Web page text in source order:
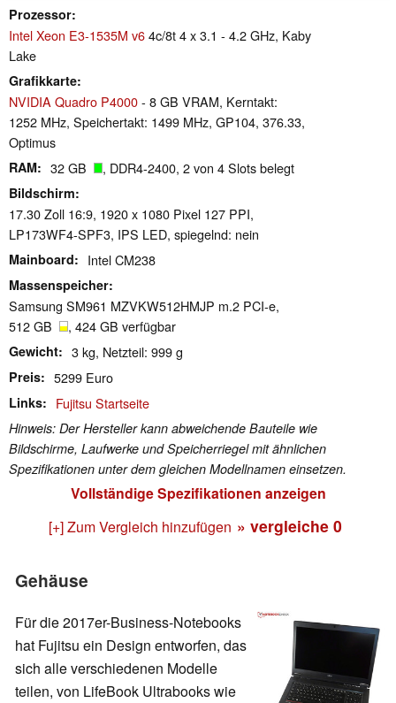
Prozessor
Intel Xeon E3-1535M v64c/8t 4 x 3.1 - 4.2 GHz, Kaby
Lake
Grafikkarte
NVIDIA Quadro P4000- 8 GB VRAM, Kerntakt:
1252 MHz, Speichertakt: 1499 MHz, GP104, 376.33,
Optimus
RAM 32 GB , DDR4-2400, 2 von 4 Slots belegt
Bildschirm
17.30 Zoll 16:9, 1920 x 1080 Pixel 127 PPI,
LP173WF4-SPF3, IPS LED, spiegelnd: nein
Mainboard Intel CM238
Massenspeicher
Samsung SM961 MZVKW512HMJP m.2 PCI-e,
512 GB
, 424 GB verfügbar
Gewicht 3 kg, Netzteil: 999 g
Preis 5299 Euro
Links Fujitsu Startseite
Hinweis: Der Hersteller kann abweichende Bauteile wie
Bildschirme, Laufwerke und Speicherriegel mit ähnlichen
Spezifikationen unter dem gleichen Modellnamen einsetzen.
Vollständige Spezifikationen anzeigen
[+] Zum Vergleich hinzufügen » vergleiche 0
Gehäuse
Für die 2017er-Business-Notebooks
hat Fujitsu ein Design entworfen, das
sich alle verschiedenen Modelle
teilen, von LifeBook Ultrabooks wie